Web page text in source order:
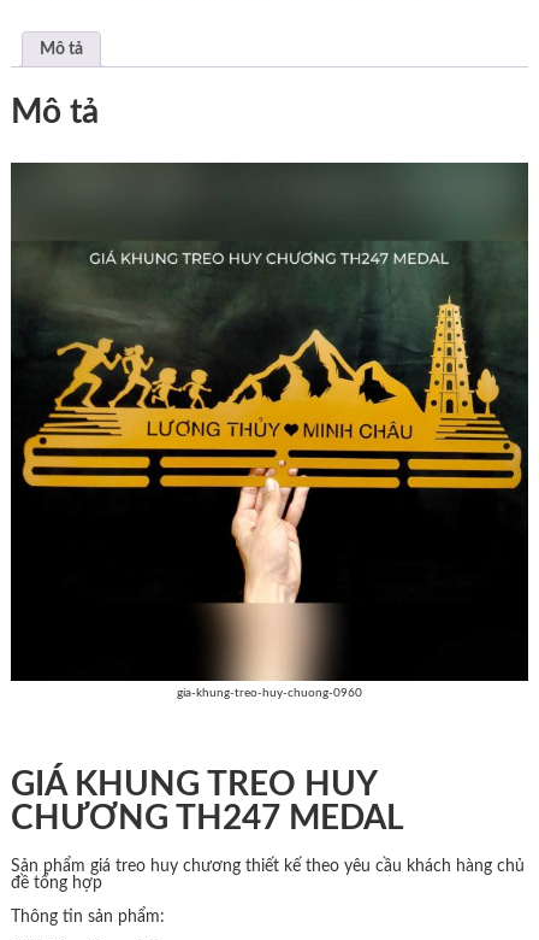
Mô tả
Mô tả
gia-khung-treo-huy-chuong-0960
GIÁ KHUNG TREO HUY
CHƯƠNG TH247 MEDAL
Sản phẩm giá treo huy chương thiết kế theo yêu cầu khách hàng chủ
đề tổng hợp
Thông tin sản phẩm: